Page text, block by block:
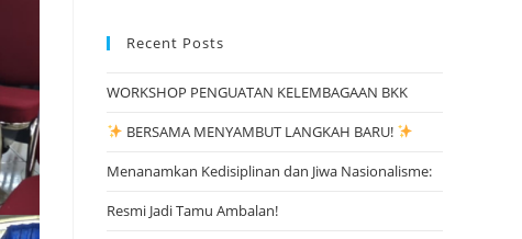
Recent Posts
WORKSHOP PENGUATAN KELEMBAGAAN BKK
BERSAMA MENYAMBUT LANGKAH BARU!
Menanamkan Kedisiplinan dan Jiwa Nasionalisme:
Resmi Jadi Tamu Ambalan!